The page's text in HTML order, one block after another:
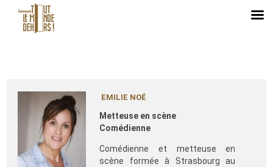
EMILIE NOÉ
Metteuse en scène
Comédienne
Comédienne et metteuse en
scène formée à Strasbourg au